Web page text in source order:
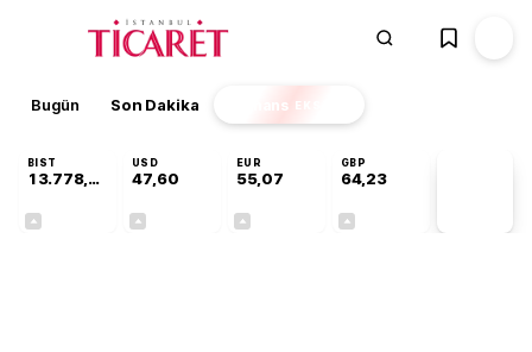
Bugün Son Dakika Finans EKSTRA
BIST
13.778,97
USD
47,60
EUR
55,07
GBP
64,23